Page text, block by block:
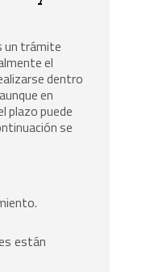
un trámite
el
dentro
en
plazo puede
se
están